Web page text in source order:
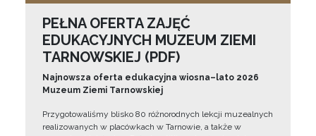
PEŁNA OFERTA ZAJĘĆ
EDUKACYJNYCH MUZEUM ZIEMI
TARNOWSKIEJ (PDF)
Najnowsza oferta edukacyjna wiosna–lato 2026
Muzeum Ziemi Tarnowskiej
Przygotowaliśmy blisko 80 różnorodnych lekcji muzealnych
realizowanych w placówkach w Tarnowie, a także w